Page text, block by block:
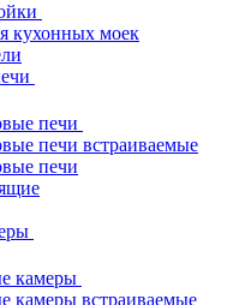
кухонных моек
печи
печи встраиваемые
печи
камеры
камеры встраиваемые